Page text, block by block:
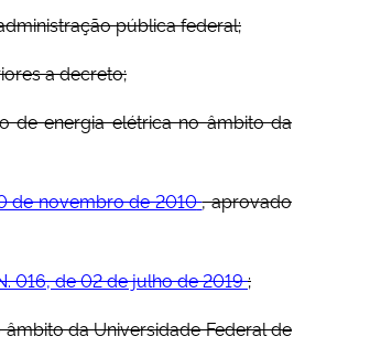
pública federal;
a decreto;
de energia elétrica no âmbito da
de novembro de 2010 , aprovado
016, de 02 de julho de 2019;
da Universidade Federal de